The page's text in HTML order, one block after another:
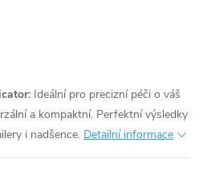
Ideální pro precizní péči o váš
a kompaktní. Perfektní výsledky
i nadšence. Detailní informace